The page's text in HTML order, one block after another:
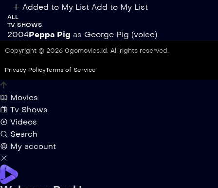
Added to My List Add to My List
ALL
TV SHOWS
2004Peppa Pig as George Pig (voice)
Copyright © 2026 0gomovies.id. All rights reserved.
Privacy PolicyTerms of Service
Movies
Tv Shows
Videos
Search
My account